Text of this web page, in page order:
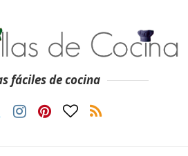
fáciles de cocina